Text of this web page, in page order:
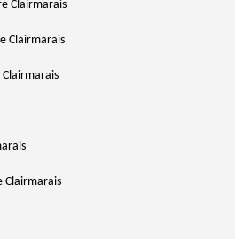
Clairmarais
Clairmarais
Clairmarais
Clairmarais